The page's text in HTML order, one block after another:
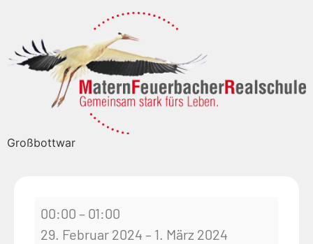
Großbottwar
00:00 – 01:00
29. Februar 2024 – 1. März 2024